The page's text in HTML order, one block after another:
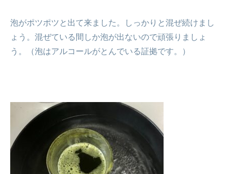
泡がポツポツと出て来ました。しっかりと混ぜ続けまし
ょう。混ぜている間しか泡が出ないので頑張りましょ
う。（泡はアルコールがとんでいる証拠です。）